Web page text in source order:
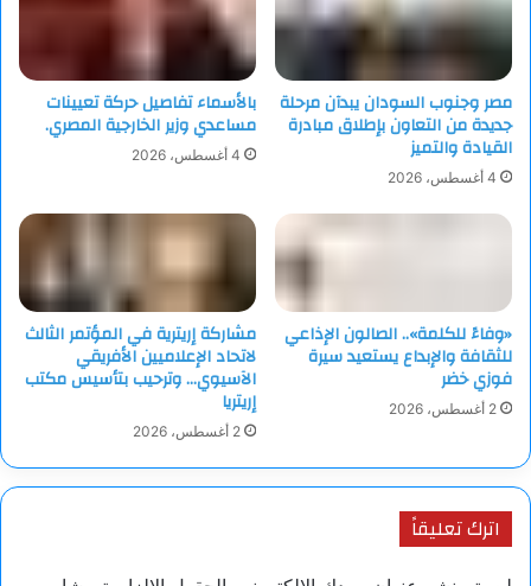
مصر وجنوب السودان يبدآن مرحلة
جديدة من التعاون بإطلاق مبادرة
القيادة والتميز
4 أغسطس، 2026
بالأسماء تفاصيل حركة تعيينات
مساعدي وزير الخارجية المصري.
4 أغسطس، 2026
«وفاءً للكلمة».. الصالون الإذاعي
للثقافة والإبداع يستعيد سيرة
فوزي خضر
2 أغسطس، 2026
مشاركة إريترية في المؤتمر الثالث
لاتحاد الإعلاميين الأفريقي
الآسيوي… وترحيب بتأسيس مكتب
إريتريا
2 أغسطس، 2026
اترك تعليقاً